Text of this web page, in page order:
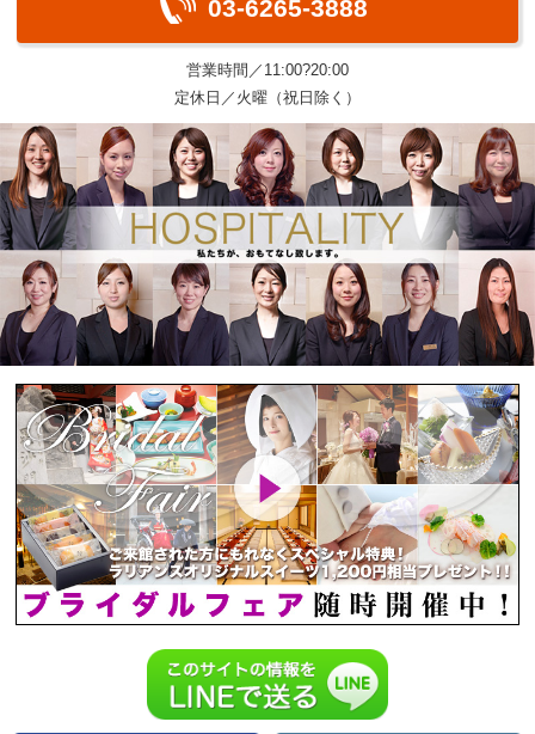
03-6265-3888
営業時間／11:00?20:00
定休日／火曜（祝日除く）